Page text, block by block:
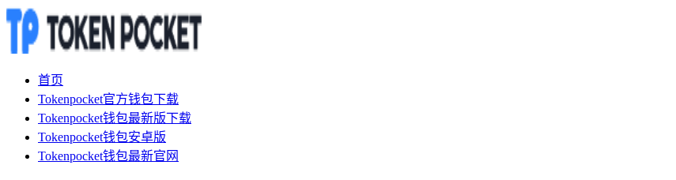
首页
Tokenpocket官方钱包下载
Tokenpocket钱包最新版下载
Tokenpocket钱包安卓版
Tokenpocket钱包最新官网